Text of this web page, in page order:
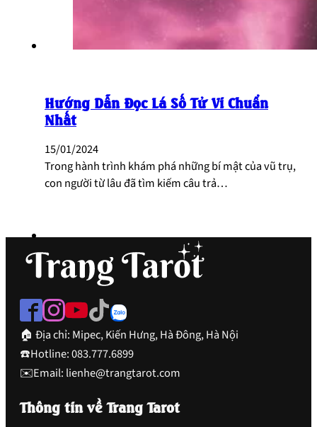
Hướng Dẫn Đọc Lá Số Tử Vi Chuẩn
Nhất
15/01/2024
Trong hành trình khám phá những bí mật của vũ trụ,
con người từ lâu đã tìm kiếm câu trả…
🏠 Địa chỉ: Mipec, Kiến Hưng, Hà Đông, Hà Nội
☎️Hotline: 083.777.6899
✉️Email: lienhe@trangtarot.com
Thông tin về Trang Tarot